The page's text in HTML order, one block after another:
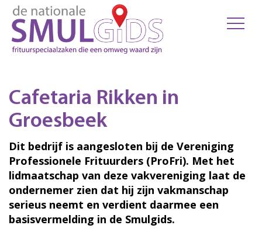
Cafetaria Rikken in
Groesbeek
Dit bedrijf is aangesloten bij de Vereniging
Professionele Frituurders (ProFri). Met het
lidmaatschap van deze vakvereniging laat de
ondernemer zien dat hij zijn vakmanschap
serieus neemt en verdient daarmee een
basisvermelding in de Smulgids.